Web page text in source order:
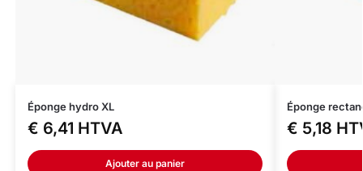
Éponge hydro XL
€ 6,41 HTVA
Ajouter au panier
Éponge
€ 5,18